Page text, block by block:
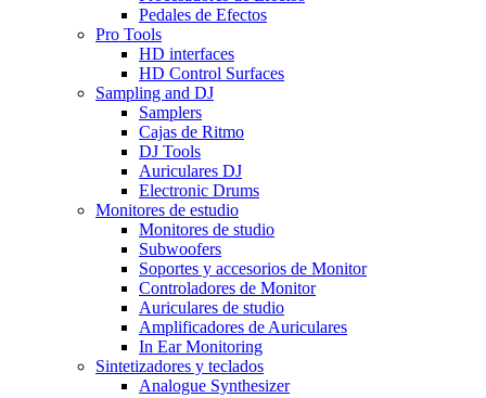
Pedales de Efectos
Pro Tools
HD interfaces
HD Control Surfaces
Sampling and DJ
Samplers
Cajas de Ritmo
DJ Tools
Auriculares DJ
Electronic Drums
Monitores de estudio
Monitores de studio
Subwoofers
Soportes y accesorios de Monitor
Controladores de Monitor
Auriculares de studio
Amplificadores de Auriculares
In Ear Monitoring
Sintetizadores y teclados
Analogue Synthesizer